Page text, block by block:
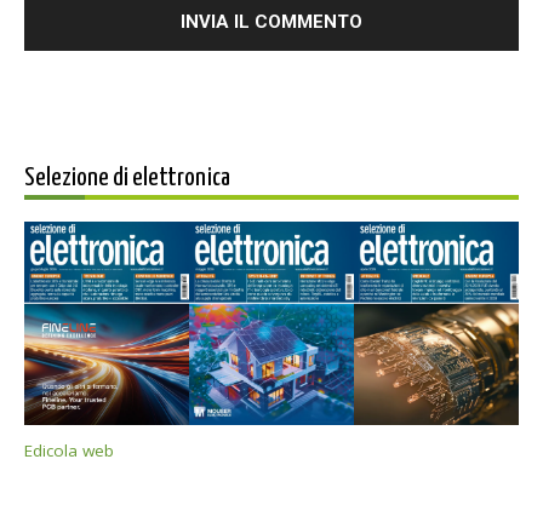
Selezione di elettronica
Edicola web